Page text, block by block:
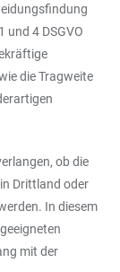
und 4 DSGVO
die Tragweite
ob die
Drittland oder
In diesem
mit der